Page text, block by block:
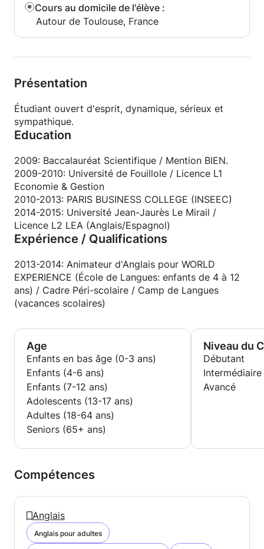
Cours au domicile de l'élève :
Autour de Toulouse, France
Présentation
Étudiant ouvert d'esprit, dynamique, sérieux et
sympathique.
Education
2009: Baccalauréat Scientifique / Mention BIEN.
2009-2010: Université de Fouillole / Licence L1
Economie & Gestion
2010-2013: PARIS BUSINESS COLLEGE (INSEEC)
2014-2015: Université Jean-Jaurès Le Mirail /
Licence L2 LEA (Anglais/Espagnol)
Expérience / Qualifications
2013-2014: Animateur d'Anglais pour WORLD
EXPERIENCE (École de Langues: enfants de 4 à 12
ans) / Cadre Péri-scolaire / Camp de Langues
(vacances scolaires)
Age
Enfants en bas âge (0-3 ans)
Enfants (4-6 ans)
Enfants (7-12 ans)
Adolescents (13-17 ans)
Adultes (18-64 ans)
Seniors (65+ ans)
Niveau du
Débutant
Intermédiaire
Avancé
Compétences
Anglais
Anglais pour adultes